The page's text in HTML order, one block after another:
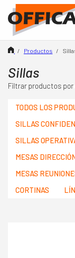
Productos
Sillas
Filtrar productos
TODOS LOS
SILLAS
SILLAS
MESAS
MESAS
CORTINAS